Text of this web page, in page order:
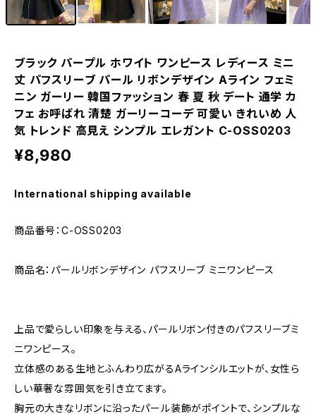
ブラック パープル ホワイト ワンピース レディース ミニ
丈 パフスリーブ パール リボンデザイン Aライン フェミ
ニン ガーリー 韓国ファッション 春 夏 秋 デート 通学 カ
フェ お呼ばれ 清楚 ガーリーコーデ 可愛い きれいめ 人
気 トレンド 高見え シンプル エレガント C-OSS0203
¥8,980
International shipping available
商品番号：C-OSS0203
商品名：パールリボンデザイン パフスリーブ ミニワンピース
上品で愛らしい印象を与える、パールリボン付きのパフスリーブミ
ニワンピース。
立体感のある生地とふんわり広がるAラインシルエットが、女性ら
しい華奢な雰囲気を引き立てます。
胸元の大きなリボンに沿ったパール装飾がポイントで、シンプルな